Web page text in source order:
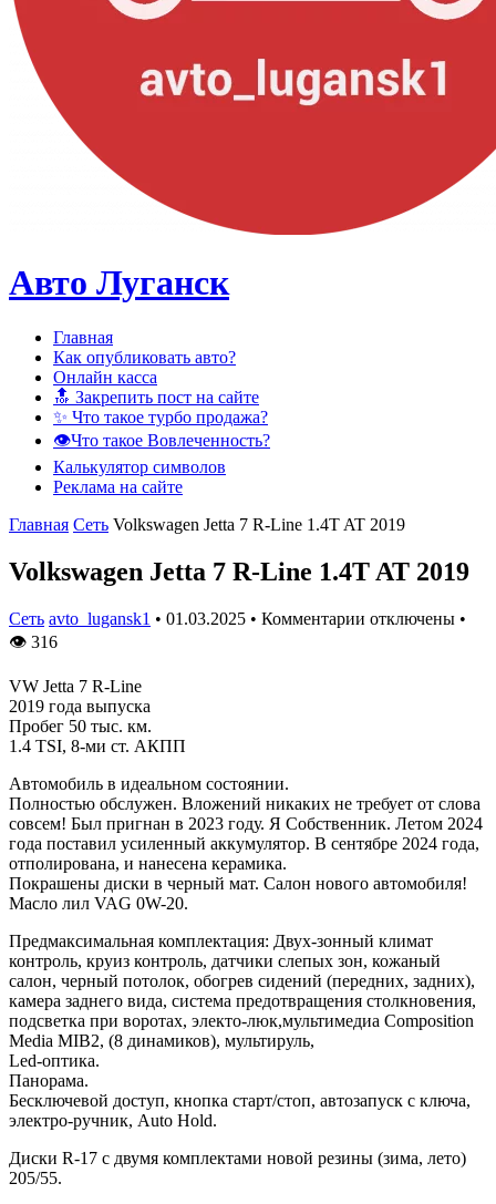
Авто Луганск
Главная
Как опубликовать авто?
Онлайн касса
🔝 Закрепить пост на сайте
✨ Что такое турбо продажа?
👁️Что такое Вовлеченность?
Калькулятор символов
Реклама на сайте
Главная Сеть Volkswagen Jetta 7 R-Line 1.4T AT 2019
Volkswagen Jetta 7 R-Line 1.4T AT 2019
Сеть avto_lugansk1 • 01.03.2025 • Комментарии отключены •
👁 316
VW Jetta 7 R-Line
2019 года выпуска
Пробег 50 тыс. км.
1.4 TSI, 8-ми ст. АКПП
Автомобиль в идеальном состоянии.
Полностью обслужен. Вложений никаких не требует от слова
совсем! Был пригнан в 2023 году. Я Собственник. Летом 2024
года поставил усиленный аккумулятор. В сентябре 2024 года,
отполирована, и нанесена керамика.
Покрашены диски в черный мат. Салон нового автомобиля!
Масло лил VAG 0W-20.
Предмаксимальная комплектация: Двух-зонный климат
контроль, круиз контроль, датчики слепых зон, кожаный
салон, черный потолок, обогрев сидений (передних, задних),
камера заднего вида, система предотвращения столкновения,
подсветка при воротах, электо-люк,мультимедиа Composition
Media MIB2, (8 динамиков), мультируль,
Led-оптика.
Панорама.
Бесключевой доступ, кнопка старт/стоп, автозапуск с ключа,
электро-ручник, Auto Hold.
Диски R-17 с двумя комплектами новой резины (зима, лето)
205/55.